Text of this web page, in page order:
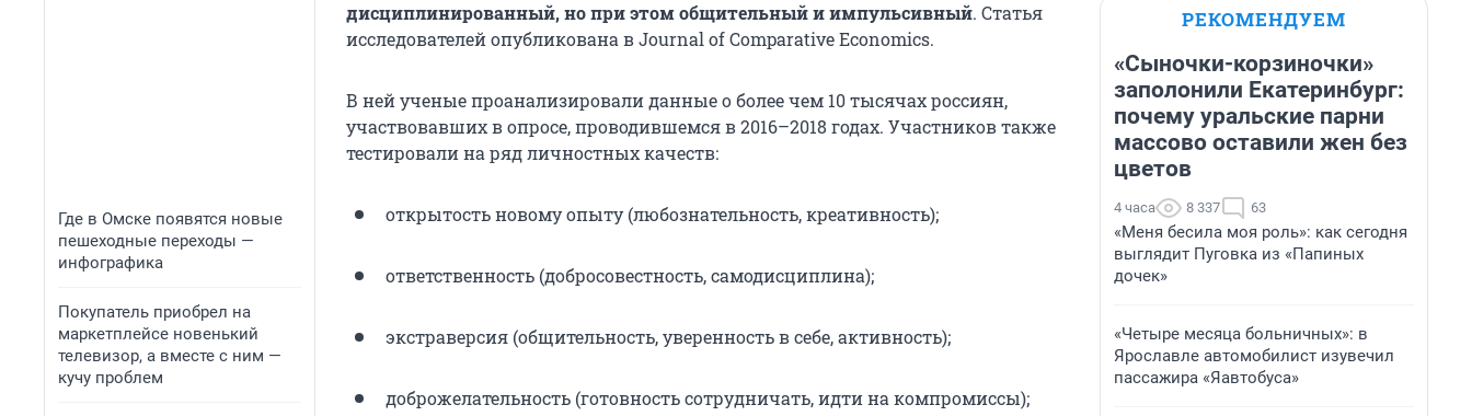
Где в Омске появятся новые
пешеходные переходы —
инфографика
Покупатель приобрел на
маркетплейсе новенький
телевизор, а вместе с ним —
кучу проблем
дисциплинированный, но при этом общительный и импульсивный. Статья
исследователей опубликована в Journal of Comparative Economics.
В ней ученые проанализировали данные о более чем 10 тысячах россиян,
участвовавших в опросе, проводившемся в 2016–2018 годах. Участников также
тестировали на ряд личностных качеств:
открытость новому опыту (любознательность, креативность);
ответственность (добросовестность, самодисциплина);
экстраверсия (общительность, уверенность в себе, активность);
доброжелательность (готовность сотрудничать, идти на компромиссы);
РЕКОМЕНДУЕМ
«Сыночки-корзиночки»
заполонили Екатеринбург:
почему уральские парни
массово оставили жен без
цветов
4 часа 8 337 63
«Меня бесила моя роль»: как сегодня
выглядит Пуговка из «Папиных
дочек»
«Четыре месяца больничных»: в
Ярославле автомобилист изувечил
пассажира «Яавтобуса»